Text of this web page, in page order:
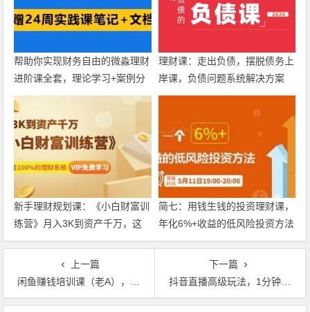
帮助你实现财务自由的微淼理财
进阶课全套，理论学习+案例分
析+实操【视频教程】
理财课：走出负债，摆脱债务上
岸课，负债问题系统解决方案
【视频教程】
新手理财规划课：《小白财富训
练营》月入3K到资产千万，这
是套100%的理财系统【视频教
简七：用钱生钱的投资理财课，
年化6%+收益的低风险投资方法
【视频教程】
上一篇
闲鱼赚钱培训课（老A），简单粗暴月入过万超详尽教程【视频教程】
下一篇
抖音直播高级玩法，1分钟引来1000人流量，揭秘提高直播间权重的套路【视频教程】